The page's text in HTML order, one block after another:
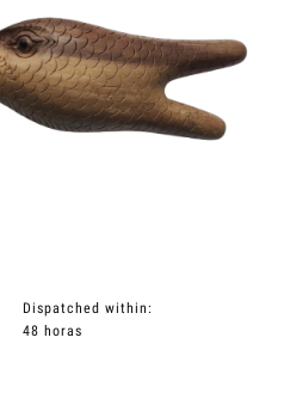
Dispatched within:
48 horas